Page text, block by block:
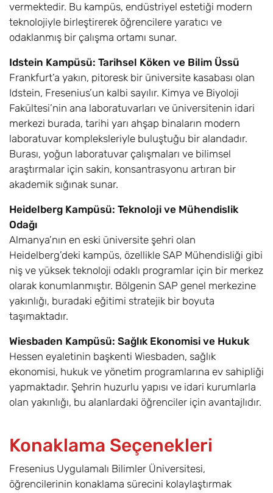
vermektedir. Bu kampüs, endüstriyel estetiği modern
teknolojiyle birleştirerek öğrencilere yaratıcı ve
odaklanmış bir çalışma ortamı sunar.
Idstein Kampüsü: Tarihsel Köken ve Bilim Üssü
Frankfurt’a yakın, pitoresk bir üniversite kasabası olan
Idstein, Fresenius’un kalbi sayılır. Kimya ve Biyoloji
Fakültesi’nin ana laboratuvarları ve üniversitenin idari
merkezi burada, tarihi yarı ahşap binaların modern
laboratuvar kompleksleriyle buluştuğu bir alandadır.
Burası, yoğun laboratuvar çalışmaları ve bilimsel
araştırmalar için sakin, konsantrasyonu artıran bir
akademik sığınak sunar.
Heidelberg Kampüsü: Teknoloji ve Mühendislik
Odağı
Almanya’nın en eski üniversite şehri olan
Heidelberg’deki kampüs, özellikle SAP Mühendisliği gibi
niş ve yüksek teknoloji odaklı programlar için bir merkez
olarak konumlanmıştır. Bölgenin SAP genel merkezine
yakınlığı, buradaki eğitimi stratejik bir boyuta
taşımaktadır.
Wiesbaden Kampüsü: Sağlık Ekonomisi ve Hukuk
Hessen eyaletinin başkenti Wiesbaden, sağlık
ekonomisi, hukuk ve yönetim programlarına ev sahipliği
yapmaktadır. Şehrin huzurlu yapısı ve idari kurumlarla
olan yakınlığı, bu alanlardaki öğrenciler için avantajlıdır.
Konaklama Seçenekleri
Fresenius Uygulamalı Bilimler Üniversitesi,
öğrencilerinin konaklama sürecini kolaylaştırmak